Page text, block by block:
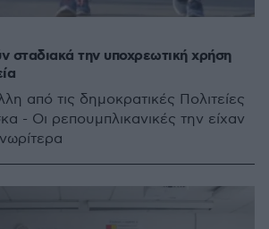
σταδιακά την υποχρεωτική χρήση
από τις δημοκρατικές Πολιτείες
- Οι ρεπουμπλικανικές την είχαν